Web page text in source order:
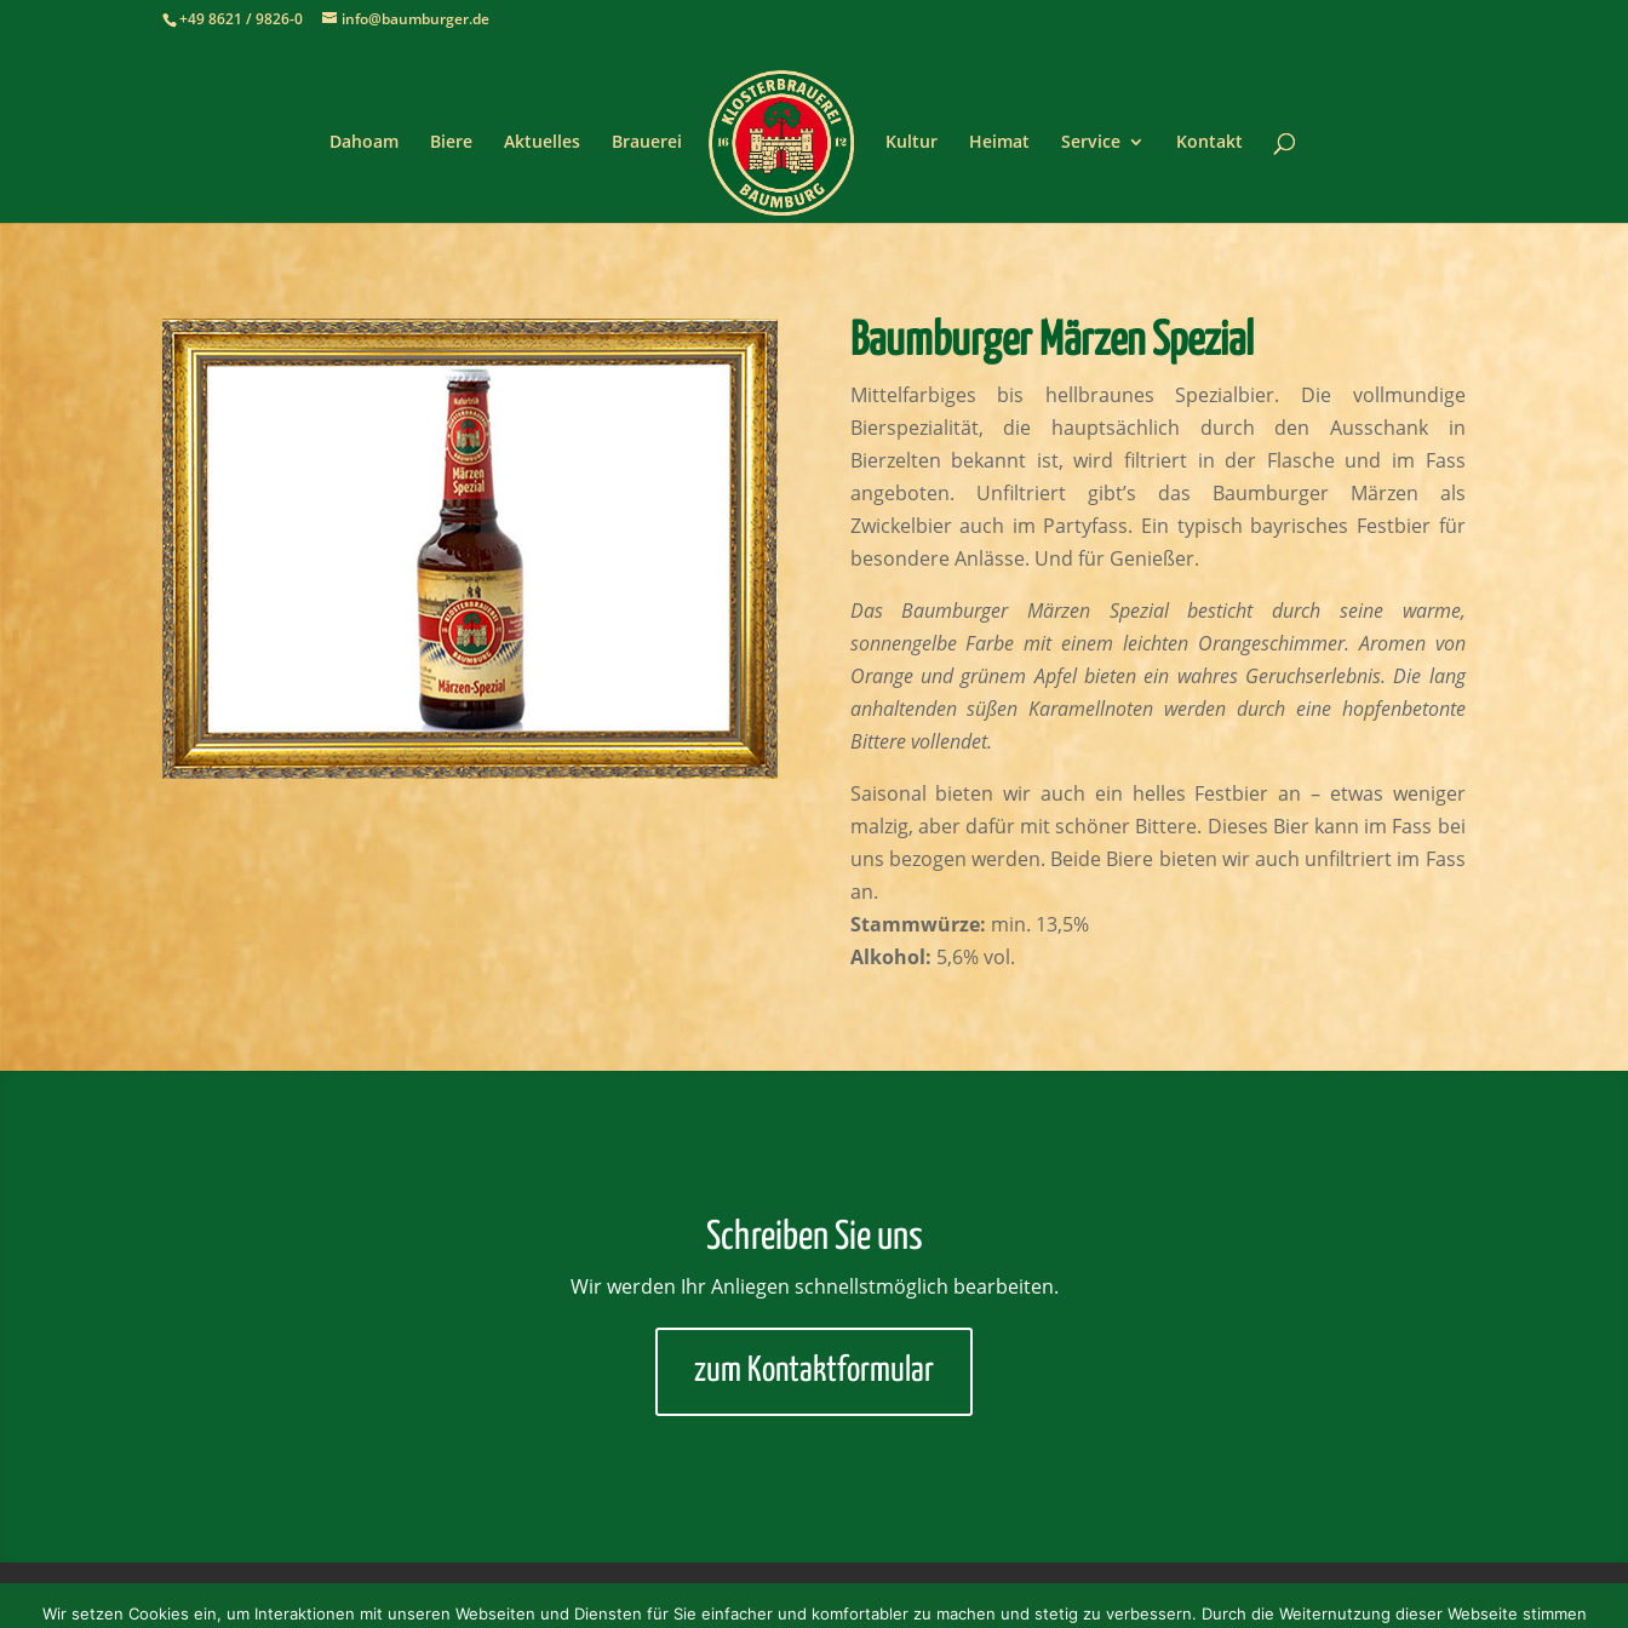
+49 8621 / 9826-0 info@baumburger.de
Dahoam Biere Aktuelles Brauerei Kultur Heimat Service Kontakt
Baumburger Märzen Spezial
Mittelfarbiges bis hellbraunes Spezialbier. Die vollmundige
Bierspezialität, die hauptsächlich durch den Ausschank in
Bierzelten bekannt ist, wird filtriert in der Flasche und im Fass
angeboten. Unfiltriert gibt’s das Baumburger Märzen als
Zwickelbier auch im Partyfass. Ein typisch bayrisches Festbier für
besondere Anlässe. Und für Genießer.
Das Baumburger Märzen Spezial besticht durch seine warme,
sonnengelbe Farbe mit einem leichten Orangeschimmer. Aromen von
Orange und grünem Apfel bieten ein wahres Geruchserlebnis. Die lang
anhaltenden süßen Karamellnoten werden durch eine hopfenbetonte
Bittere vollendet.
Saisonal bieten wir auch ein helles Festbier an – etwas weniger
malzig, aber dafür mit schöner Bittere. Dieses Bier kann im Fass bei
uns bezogen werden. Beide Biere bieten wir auch unfiltriert im Fass
an.
Stammwürze: min. 13,5%
Alkohol: 5,6% vol.
Schreiben Sie uns
Wir werden Ihr Anliegen schnellstmöglich bearbeiten.
zum Kontaktformular
Wir setzen Cookies ein, um Interaktionen mit unseren Webseiten und Diensten für Sie einfacher und komfortabler zu machen und stetig zu verbessern. Durch die Weiternutzung dieser Webseite stimmen